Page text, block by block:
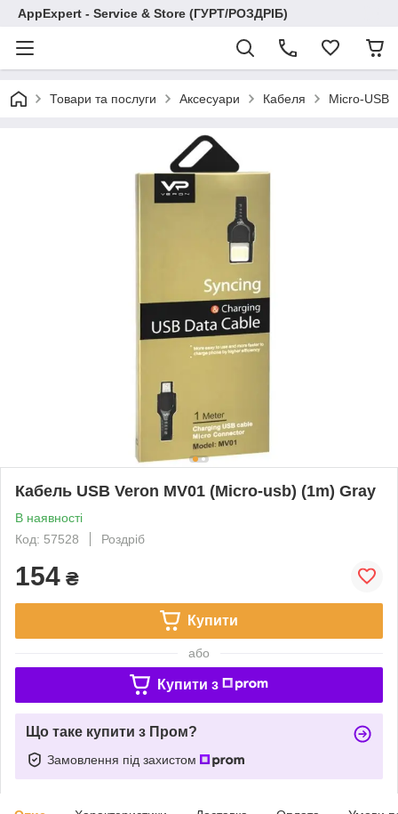
AppExpert - Service & Store (ГУРТ/РОЗДРІБ)
Товари та послуги Аксесуари Кабеля Micro-USB
Кабель USB Veron MV01 (Micro-usb) (1m) Gray
В наявності
Код: 57528
Роздріб
154 ₴
Купити
або
Купити з
Що таке купити з Пром?
Замовлення під захистом